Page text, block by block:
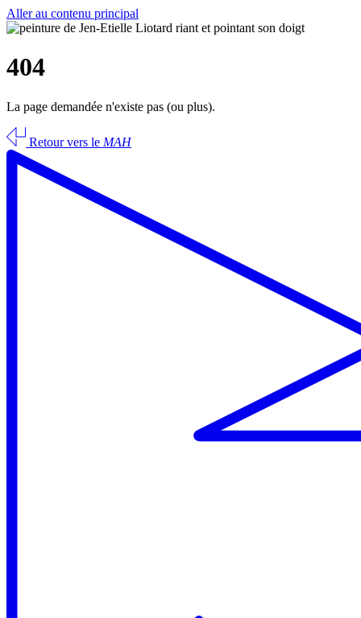
Aller au contenu principal
404
La page demandée n'existe pas (ou plus).
Retour vers le MAH